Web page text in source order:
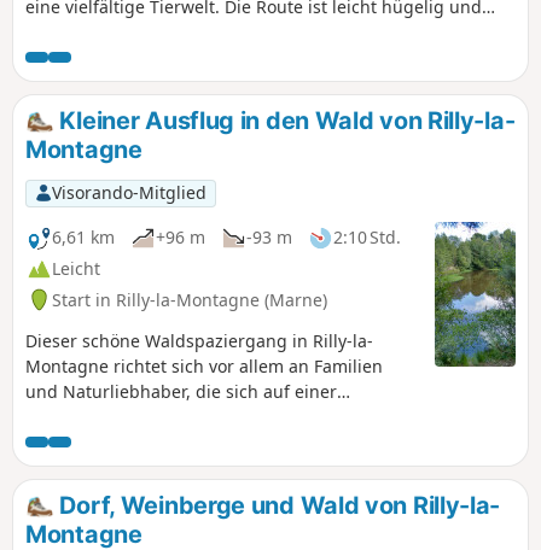
eine vielfältige Tierwelt. Die Route ist leicht hügelig und
Kleiner Ausflug in den Wald von Rilly-la-
Montagne
Visorando-Mitglied
6,61 km
+96 m -93 m
2:10 Std.
Leicht
Start in Rilly-la-Montagne (Marne)
Dieser schöne Waldspaziergang in Rilly-la-
Montagne richtet sich vor allem an Familien
und Naturliebhaber, die sich auf einer
vertreten möchten. Wir haben ihn mit einem
Baby in einer Babytrage gemacht, daher gab es
keine Schwierigkeiten (mit einem Kinderwagen
ist er jedoch nicht befahrbar).
Dorf, Weinberge und Wald von Rilly-la-
Montagne